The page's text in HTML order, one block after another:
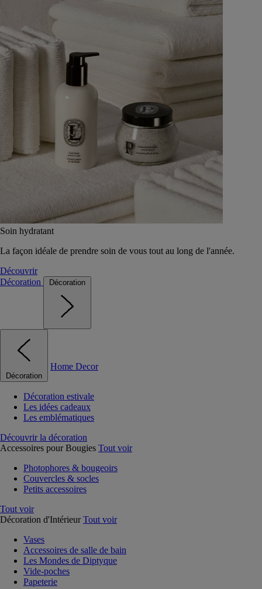
Soin hydratant
La façon idéale de prendre soin de vous tout au long de l'année.
Découvrir
Décoration
Décoration
Décoration
Home Decor
Décoration estivale
Les idées cadeaux
Les emblématiques
Découvrir la décoration
Accessoires pour Bougies Tout voir
Photophores & bougeoirs
Couvercles & socles
Petits accessoires
Tout voir
Décoration d'Intérieur Tout voir
Vases
Accessoires de salle de bain
Les Mondes de Diptyque
Vide-poches
Papeterie